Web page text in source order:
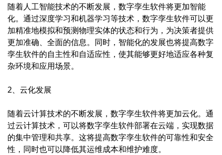
随着人工智能技术的不断发展，数字孪生软件将更加智能
化。通过深度学习和机器学习等技术，数字孪生软件可以更
加精准地模拟和预测物理实体的状态和行为，为决策者提供
更加准确、全面的信息。同时，智能化的发展也将提高数字
孪生软件的自主性和自适应性，使其能够更好地适应各种复
杂环境和应用场景。
2、云化发展
随着云计算技术的不断发展，数字孪生软件将更加云化。通
过云计算技术，可以将数字孪生软件部署在云端，实现数据
的集中管理和共享。这将提高数字孪生软件的可靠性和安全
性，同时也可以降低其运维成本和维护难度。